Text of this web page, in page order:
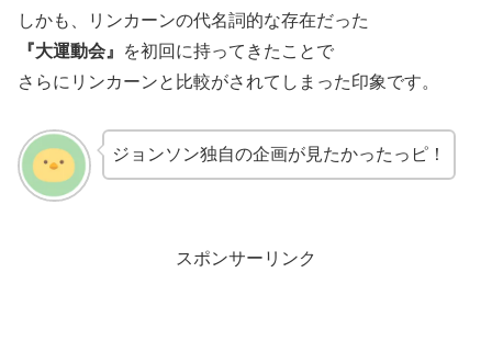
しかも、リンカーンの代名詞的な存在だった
『大運動会』
を初回に持ってきたことで
さらにリンカーンと比較がされてしまった印象です。
ジョンソン独自の企画が見たかったっピ！
スポンサーリンク